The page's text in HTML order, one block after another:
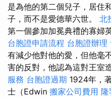
是為他的第二個兒子，居住
子，而不是愛德華六世。 北
第一個參加加冕典禮的寡婦
台胞證申請流程 台胞證辦理
有減少他對他的愛，但他毫
害的反對，他認為這對王室
服務 台胞證過期 1924年，
士（Edwin 搬家公司費用 隆